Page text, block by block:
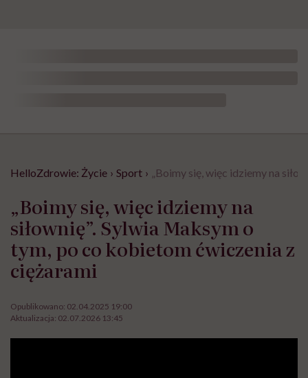
HelloZdrowie: Życie › Sport › „Boimy się, więc idziemy na
„Boimy się, więc idziemy na
siłownię”. Sylwia Maksym o
tym, po co kobietom ćwiczenia z
ciężarami
Opublikowano: 02.04.2025 19:00
Aktualizacja: 02.07.2026 13:45